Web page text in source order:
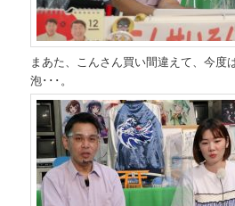
まあた、こんさん買い間違えて、今度
泡･･･。